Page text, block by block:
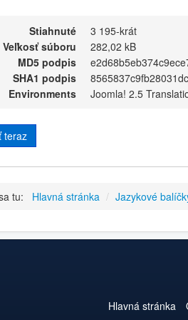
Stiahnuté
3 195-krát
Veľkosť súboru
282,02 kB
MD5 podpis
SHA1 podpis
Environments
Joomla! 2.5
teraz
tu: Hlavná stránka / Jazykové
Hlavná stránka